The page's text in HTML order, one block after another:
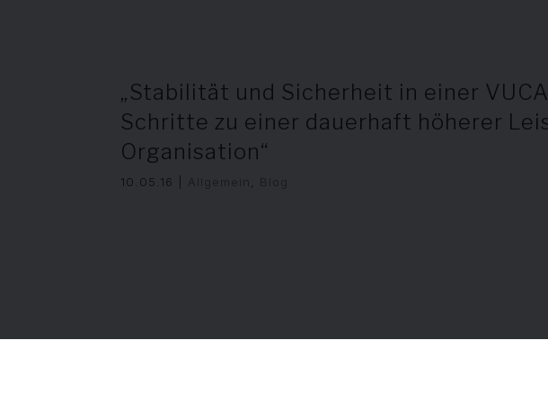
„Stabilität und Sicherheit in einer
Schritte zu einer dauerhaft höherer
Organisation“
10.05.16 Allgemein Blog